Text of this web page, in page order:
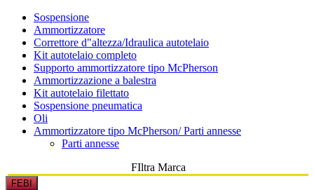
Sospensione
Ammortizzatore
Correttore d"altezza/Idraulica autotelaio
Kit autotelaio completo
Supporto ammortizzatore tipo McPherson
Ammortizzazione a balestra
Kit autotelaio filettato
Sospensione pneumatica
Oli
Ammortizzatore tipo McPherson/ Parti annesse
Parti annesse
FIltra Marca
FEBI